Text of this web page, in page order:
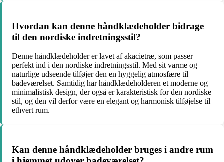
Hvordan kan denne håndklædeholder bidrage
til den nordiske indretningsstil?
Denne håndklædeholder er lavet af akacietræ, som passer
perfekt ind i den nordiske indretningsstil. Med sit varme og
naturlige udseende tilføjer den en hyggelig atmosfære til
badeværelset. Samtidig har håndklædeholderen et moderne og
minimalistisk design, der også er karakteristisk for den nordiske
stil, og den vil derfor være en elegant og harmonisk tilføjelse til
ethvert rum.
Kan denne håndklædeholder bruges i andre rum